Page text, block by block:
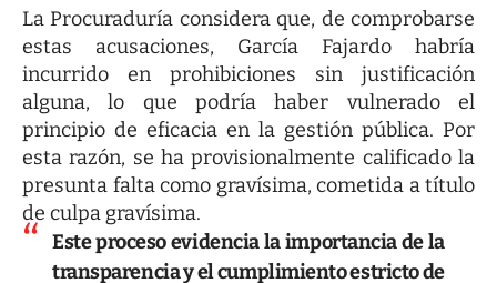
La Procuraduría considera que, de comprobarse
estas acusaciones, García Fajardo habría
incurrido en prohibiciones sin justificación
alguna, lo que podría haber vulnerado el
principio de eficacia en la gestión pública. Por
esta razón, se ha provisionalmente calificado la
presunta falta como gravísima, cometida a título
de culpa gravísima.
Este proceso evidencia la importancia de la
transparencia y el cumplimiento estricto de